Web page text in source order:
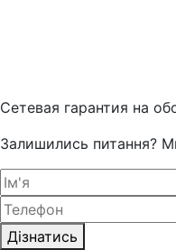
Cетевая гарантия на
Залишились питання?
Дізнатись